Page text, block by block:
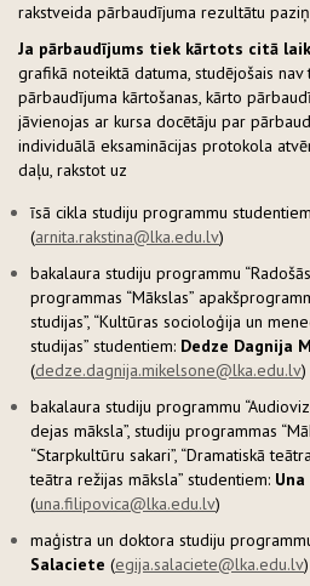
rakstveida pārbaudījuma rezultātu
Ja pārbaudījums tiek kārtots citā
grafikā noteiktā datuma, studējošais
pārbaudījuma kārtošanas, kārto
jāvienojas ar kursa docētāju par
individuālā eksaminācijas protokola
daļu, rakstot uz
īsā cikla studiju programmu
(arnita.rakstina@lka.edu.lv)​
bakalaura studiju programmu
programmas “Mākslas”
studijas”, “Kultūras socioloģija un
studijas” studentiem: Dedze Dagnija
(dedze.dagnija.mikelsone@lka.edu.lv)
bakalaura studiju programmu
dejas māksla”, studiju programmas
“Starpkultūru sakari”, “Dramatiskā
teātra režijas māksla” studentiem:
(una.filipovica@lka.edu.lv)
maģistra un doktora studiju
Salaciete (egija.salaciete@lka.edu.lv)